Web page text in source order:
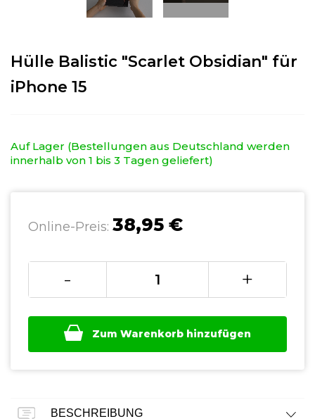
Hülle Balistic "Scarlet Obsidian" für
iPhone 15
Auf Lager (Bestellungen aus Deutschland werden
innerhalb von 1 bis 3 Tagen geliefert)
Online-Preis: 38,95 €
- +
Zum Warenkorb hinzufügen
BESCHREIBUNG